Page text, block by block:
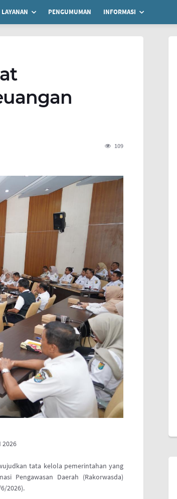
LAYANAN PENGUMUMAN INFORMASI
109
2026
tata kelola pemerintahan yang
Pengawasan Daerah (Rakorwasda)
2026).